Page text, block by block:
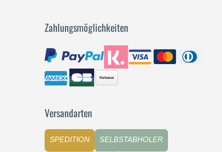
Zahlungsmöglichkeiten
Versandarten
SPEDITION SELBSTABHOLER